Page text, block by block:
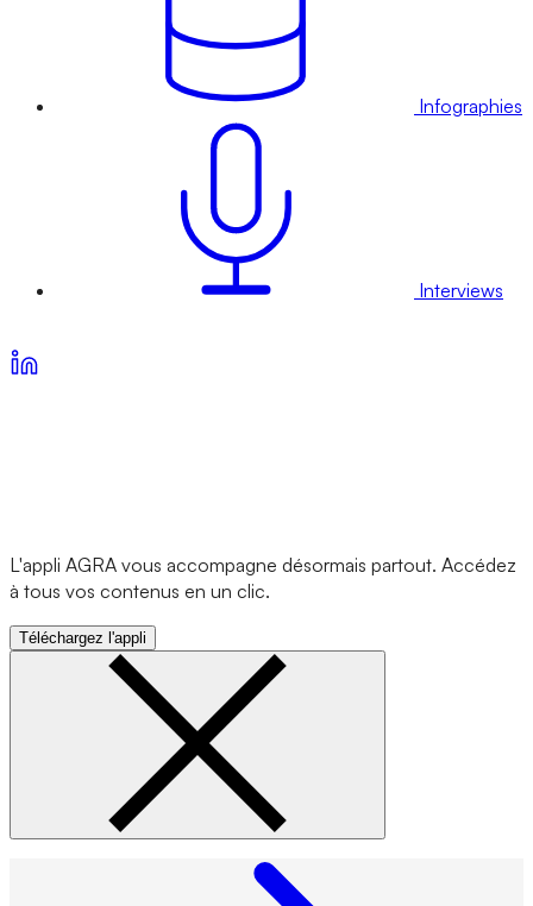
Infographies
Interviews
L'appli AGRA vous accompagne désormais partout. Accédez
à tous vos contenus en un clic.
Téléchargez l'appli